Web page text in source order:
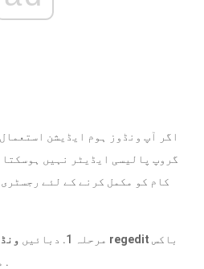
اگر آپ ونڈوز ہوم ایڈیشن
گروپ پالیسی ایڈیٹر نہیں
کام کو مکمل کرنے کے لئے
مرحلہ 1. دبائیں regedit
.